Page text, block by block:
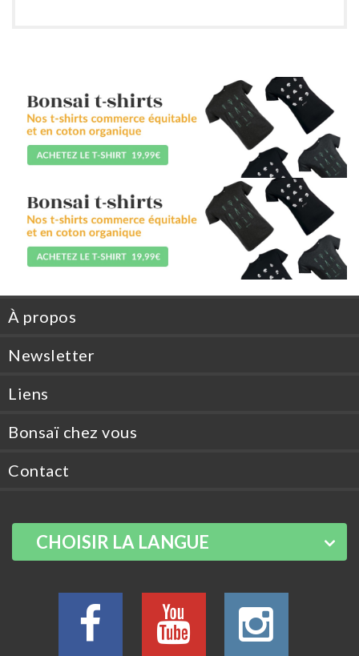
À propos
Newsletter
Liens
Bonsaï chez vous
Contact
CHOISIR LA LANGUE